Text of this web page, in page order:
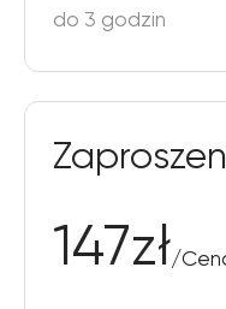
do 3 godzin
147zł/